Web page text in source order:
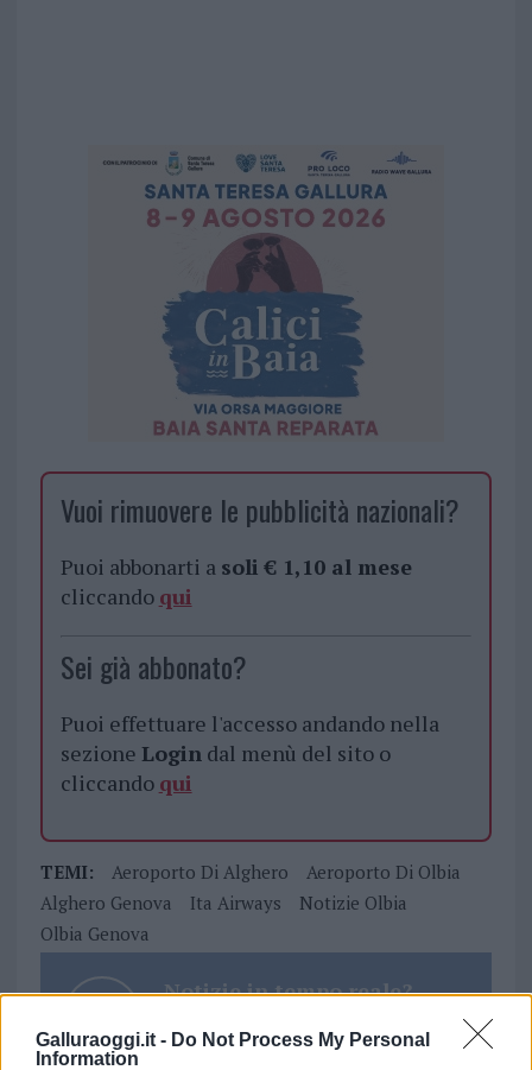
Galluraoggi.it - Do Not Process My Personal
Information
Vuoi rimuovere le pubblicità nazionali?
Puoi abbonarti a soli € 1,10 al mese
cliccando qui
Sei già abbonato?
Puoi effettuare l'accesso andando nella
sezione Logindal menù del sito o
cliccando qui
TEMI: Aeroporto Di Alghero
Aeroporto Di Olbia
Alghero Genova
Ita Airways
Notizie Olbia
Olbia Genova
Notizie in tempo reale?
GalluraOggi.it